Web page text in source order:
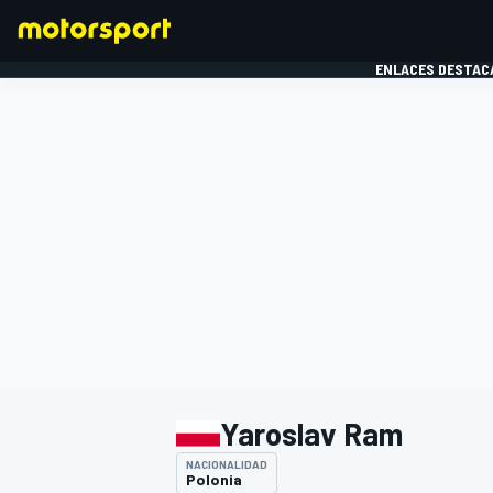
ENLACES
Yaroslav Ram
NACIONALIDAD
Polonia